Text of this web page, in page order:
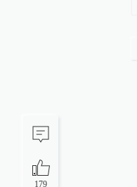
179